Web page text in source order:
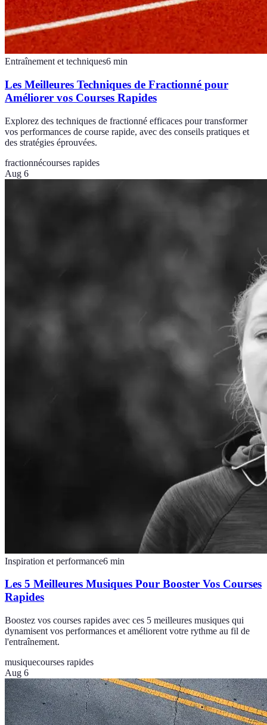
Entraînement et techniques6 min
Les Meilleures Techniques de Fractionné pour
Améliorer vos Courses Rapides
Explorez des techniques de fractionné efficaces pour transformer
vos performances de course rapide, avec des conseils pratiques et
des stratégies éprouvées.
fractionnécourses rapides
Aug 6
Inspiration et performance6 min
Les 5 Meilleures Musiques Pour Booster Vos Courses
Rapides
Boostez vos courses rapides avec ces 5 meilleures musiques qui
dynamisent vos performances et améliorent votre rythme au fil de
l'entraînement.
musiquecourses rapides
Aug 6